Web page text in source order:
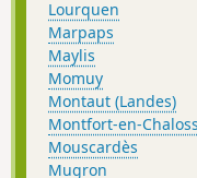
Lourquen
Marpaps
Maylis
Momuy
Montaut (Landes)
Montfort-en-
Mouscardès
Mugron